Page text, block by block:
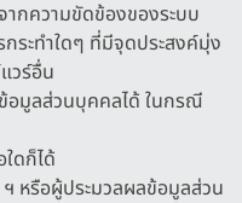
กความขัดข้องของระบบ
ระทำใดๆ ที่มีจุดประสงค์มุ่ง
วร์อื่น
อมูลส่วนบุคคลได้ ในกรณี
ดก็ได้
หรือผู้ประมวลผลข้อมูลส่วน